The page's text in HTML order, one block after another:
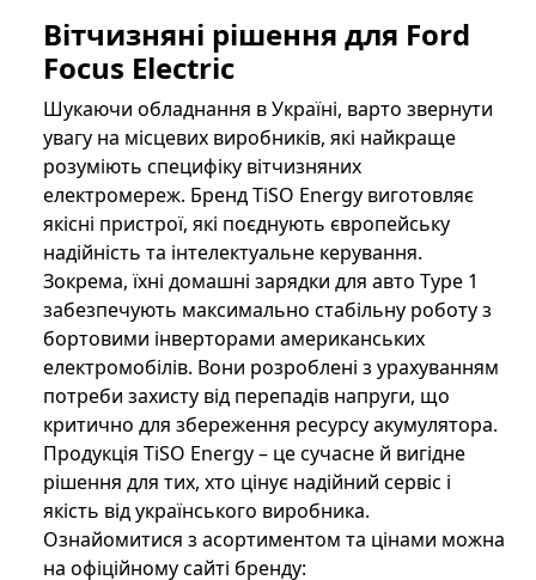
Вітчизняні рішення для Ford
Focus Electric
Шукаючи обладнання в Україні, варто звернути
увагу на місцевих виробників, які найкраще
розуміють специфіку вітчизняних
електромереж. Бренд TiSO Energy виготовляє
якісні пристрої, які поєднують європейську
надійність та інтелектуальне керування.
Зокрема, їхні домашні зарядки для авто Type 1
забезпечують максимально стабільну роботу з
бортовими інверторами американських
електромобілів. Вони розроблені з урахуванням
потреби захисту від перепадів напруги, що
критично для збереження ресурсу акумулятора.
Продукція TiSO Energy – це сучасне й вигідне
рішення для тих, хто цінує надійний сервіс і
якість від українського виробника.
Ознайомитися з асортиментом та цінами можна
на офіційному сайті бренду: